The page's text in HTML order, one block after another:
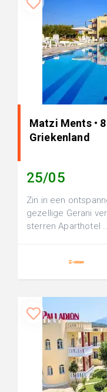
Matzi Ments •
Griekenland
25/05
Zin in een
gezellige Gerani
sterren Aparthotel